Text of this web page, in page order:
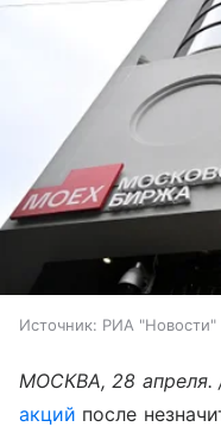
Источник: РИА "Новости"
МОСКВА, 28 апреля.
акций после